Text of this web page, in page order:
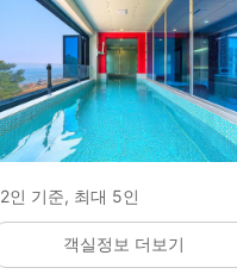
2인 기준, 최대 5인
객실정보 더보기